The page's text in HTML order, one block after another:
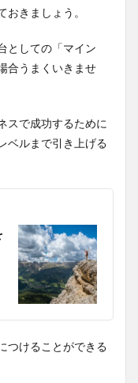
きましょう。
としての「マイン
合うまくいきませ
スで成功するために
ベルまで引き上げる
つけることができる